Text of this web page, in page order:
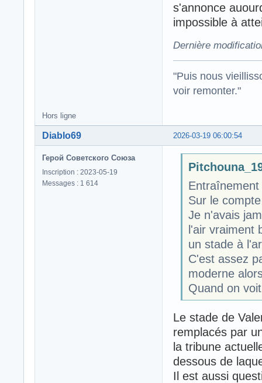
s'annonce
impossible à
Dernière
"Puis nous
voir remonter."
Hors ligne
2026-03-19 06:00:54
Diablo69
Герой Советского Союза
Inscription : 2023-05-19
Messages : 1 614
Sur le
Je n'avais
l'air vraiment
un stade à
C'est assez
moderne
Quand on
Le stade de
remplacés par
la tribune
dessous de
Il est aussi